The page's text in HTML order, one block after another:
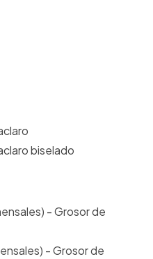
biselado
- Grosor de
- Grosor de